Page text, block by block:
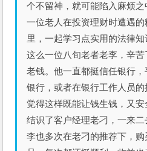
个不留神，就可能陷入麻烦
一位老人在投资理财时遭遇
里，一起学习点实用的法律
这么一位八旬老者老李，辛
老钱。他一直都挺信任银行
银行，或者在银行工作人员的
觉得这样既能让钱生钱，又
结识了客户经理老刁，一来
李也多次在老刁的推荐下，